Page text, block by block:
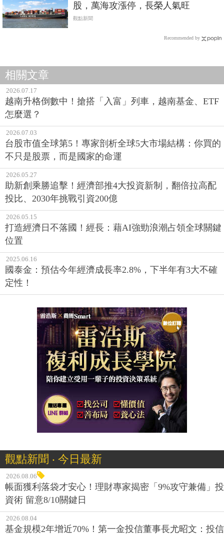
股，萬海攻漲停，長榮人氣旺
觀點新聞
Recommended by
相關文章
2026.07.17
越南升格倒數中！搶搭「入富」列車，越南基金、ETF
怎麼選？
2026.07.03
台股市值全球第5！專家剖析全球5大市場結構：你買的
不只是股票，而是國家的命運
2026.05.27
助新創乘勝追擊！經濟部推4大投資新制，翻倍拉高配
投比、2030年挑戰引資200億
2026.05.15
打造經濟日不落國！經長：藉AI強勁浪潮占領全球關鍵
位置
2025.06.16
國泰金：預估今年經濟成長率2.8%，下半年有3大不確
定性！
觀點新聞 ‧ 今日最新
2026.08.06
帳面獲利落袋才安心！理財專家揭密「9%攻守兼備」投
資術 留意8/10關鍵日
2026.08.04
基金規模2年增近70%！第一金投信董事長尤昭文：投信